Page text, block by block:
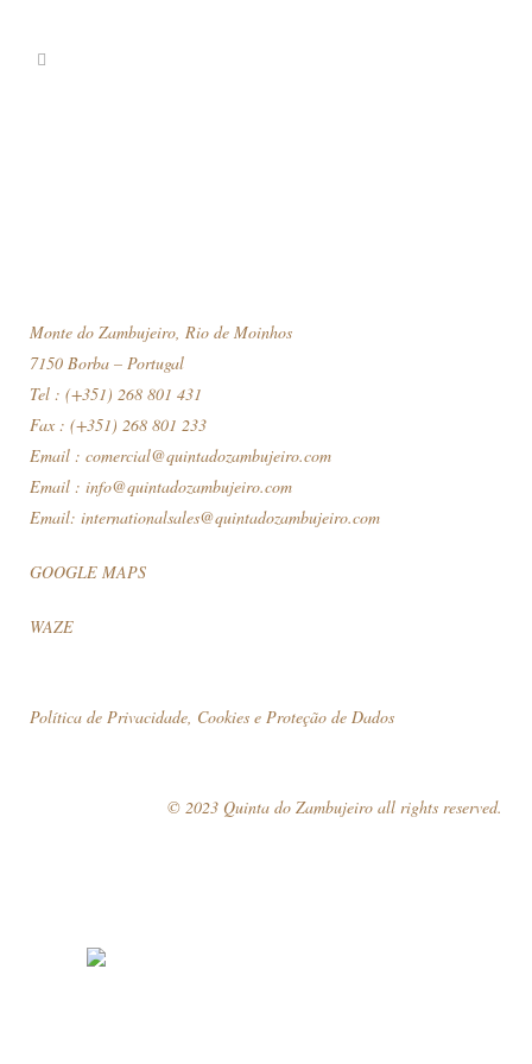
Monte do Zambujeiro, Rio de Moinhos
7150 Borba – Portugal
Tel : (+351) 268 801 431
Fax : (+351) 268 801 233
Email : comercial@quintadozambujeiro.com
Email : info@quintadozambujeiro.com
Email: internationalsales@quintadozambujeiro.com
GOOGLE MAPS
WAZE
Política de Privacidade, Cookies e Proteção de Dados
© 2023 Quinta do Zambujeiro all rights reserved.